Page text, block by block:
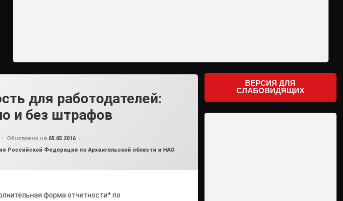
для работодателей:
и без штрафов
Обновлено на 05.05.2016
Российской Федерации по Архангельской области и НАО
форма отчетности* по
ВЕРСИЯ ДЛЯ
СЛАБОВИДЯЩИХ